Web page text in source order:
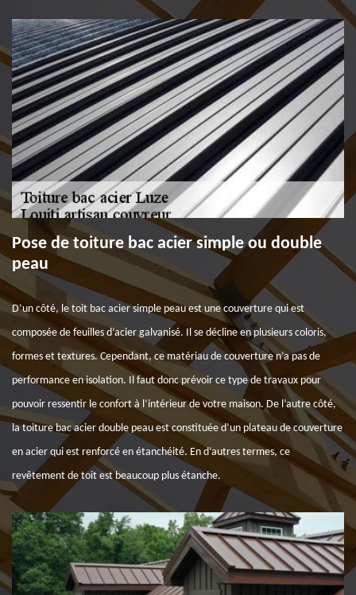
Pose de toiture bac acier simple ou double
peau
D’un côté, le toit bac acier simple peau est une couverture qui est
composée de feuilles d’acier galvanisé. Il se décline en plusieurs coloris,
formes et textures. Cependant, ce matériau de couverture n’a pas de
performance en isolation. Il faut donc prévoir ce type de travaux pour
pouvoir ressentir le confort à l’intérieur de votre maison. De l’autre côté,
la toiture bac acier double peau est constituée d’un plateau de couverture
en acier qui est renforcé en étanchéité. En d’autres termes, ce
revêtement de toit est beaucoup plus étanche.